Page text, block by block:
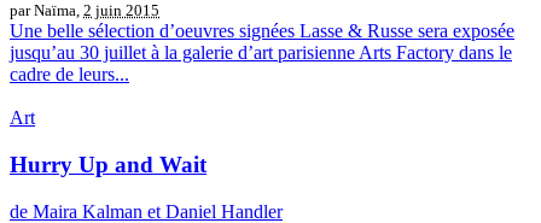
par Naïma, 2 juin 2015
Une belle sélection d’oeuvres signées Lasse & Russe sera exposée
jusqu’au 30 juillet à la galerie d’art parisienne Arts Factory dans le
cadre de leurs...
Art
Hurry Up and Wait
de Maira Kalman et Daniel Handler